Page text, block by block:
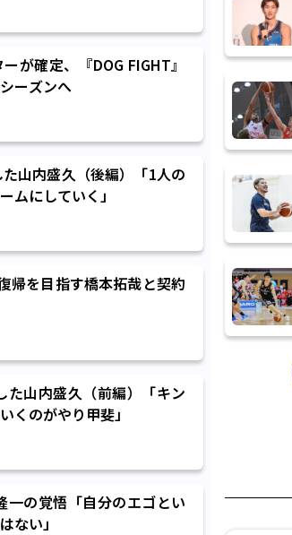
が確定、『DOG FIGHT』
ーズンへ
山内盛久（後編）「1人の
ムにしていく」
帰を目指す橋本拓哉と契約
た山内盛久（前編）「キン
くのがやり甲斐」
一の覚悟「自分のエゴとい
ない」